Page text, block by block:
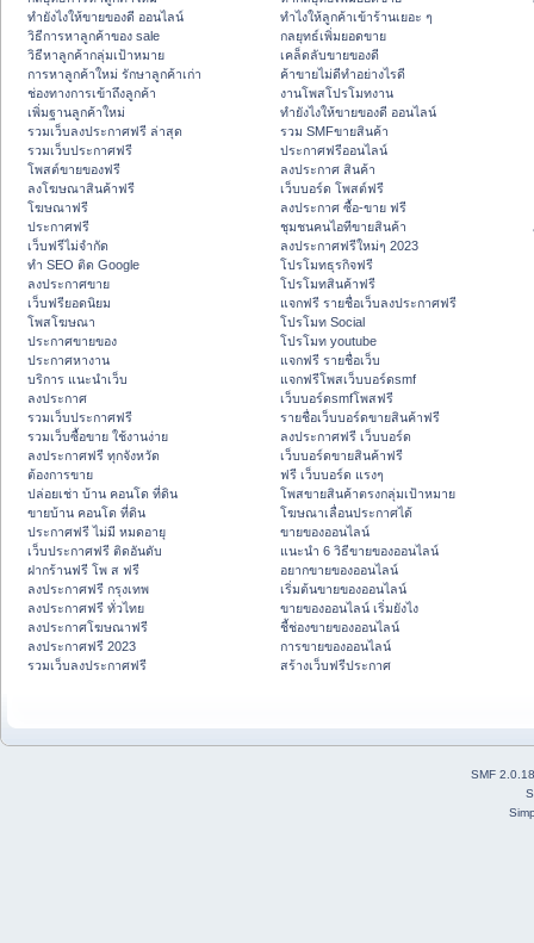
ทํายังไงให้ขายของดี ออนไลน์
วิธีการหาลูกค้าของ sale
วิธีหาลูกค้ากลุ่มเป้าหมาย
การหาลูกค้าใหม่ รักษาลูกค้าเก่า
ช่องทางการเข้าถึงลูกค้า
เพิ่มฐานลูกค้าใหม่
รวมเว็บลงประกาศฟรี ล่าสุด
รวมเว็บประกาศฟรี
โพสต์ขายของฟรี
ลงโฆษณาสินค้าฟรี
โฆษณาฟรี
ประกาศฟรี
เว็บฟรีไม่จำกัด
ทำ SEO ติด Google
ลงประกาศขาย
เว็บฟรียอดนิยม
โพสโฆษณา
ประกาศขายของ
ประกาศหางาน
บริการ แนะนำเว็บ
ลงประกาศ
รวมเว็บประกาศฟรี
รวมเว็บซื้อขาย ใช้งานง่าย
ลงประกาศฟรี ทุกจังหวัด
ต้องการขาย
ปล่อยเช่า บ้าน คอนโด ที่ดิน
ขายบ้าน คอนโด ที่ดิน
ประกาศฟรี ไม่มี หมดอายุ
เว็บประกาศฟรี ติดอันดับ
ฝากร้านฟรี โพ ส ฟรี
ลงประกาศฟรี กรุงเทพ
ลงประกาศฟรี ทั่วไทย
ลงประกาศโฆษณาฟรี
ลงประกาศฟรี 2023
รวมเว็บลงประกาศฟรี
ทําไงให้ลูกค้าเข้าร้านเยอะ ๆ
กลยุทธ์เพิ่มยอดขาย
เคล็ดลับขายของดี
ค้าขายไม่ดีทำอย่างไรดี
งานโพสโปรโมทงาน
ทํายังไงให้ขายของดี ออนไลน์
รวม SMFขายสินค้า
ประกาศฟรีออนไลน์
ลงประกาศ สินค้า
เว็บบอร์ด โพสต์ฟรี
ลงประกาศ ซื้อ-ขาย ฟรี
ชุมชนคนไอทีขายสินค้า
ลงประกาศฟรีใหม่ๆ 2023
โปรโมทธุรกิจฟรี
โปรโมทสินค้าฟรี
แจกฟรี รายชื่อเว็บลงประกาศฟรี
โปรโมท Social
โปรโมท youtube
แจกฟรี รายชื่อเว็บ
แจกฟรีโพสเว็บบอร์ดsmf
เว็บบอร์ดsmfโพสฟรี
รายชื่อเว็บบอร์ดขายสินค้าฟรี
ลงประกาศฟรี เว็บบอร์ด
เว็บบอร์ดขายสินค้าฟรี
ฟรี เว็บบอร์ด แรงๆ
โพสขายสินค้าตรงกลุ่มเป้าหมาย
โฆษณาเลื่อนประกาศได้
ขายของออนไลน์
แนะนำ 6 วิธีขายของออนไลน์
อยากขายของออนไลน์
เริ่มต้นขายของออนไลน์
ขายของออนไลน์ เริ่มยังไง
ชี้ช่องขายของออนไลน์
การขายของออนไลน์
สร้างเว็บฟรีประกาศ
SMF 2.0.18